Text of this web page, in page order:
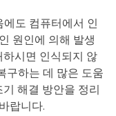
에도 컴퓨터에서 인
원인에 의해 발생
하시면 인식되지 않
구하는 데 많은 도움
해결 방안을 정리
랍니다.